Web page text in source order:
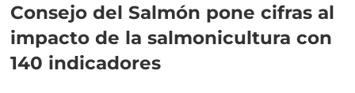
Consejo del Salmón pone cifras al
impacto de la salmonicultura con
140 indicadores